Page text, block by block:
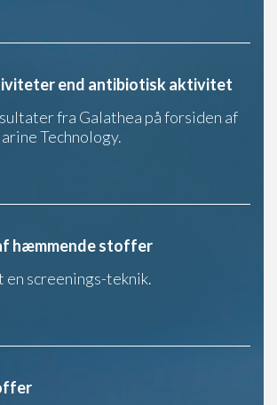
end antibiotisk aktivitet
fra Galathea på forsiden af
Technology.
hæmmende stoffer
en screenings-teknik.